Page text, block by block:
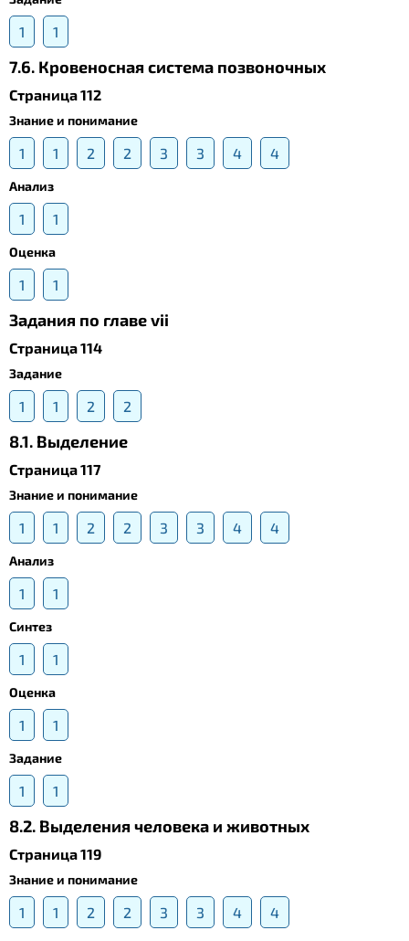
1 1
7.6. Кровеносная система позвоночных
Страница 112
Знание и понимание
1 1 2 2 3 3 4 4
Анализ
1 1
Оценка
1 1
Задания по главе vii
Страница 114
Задание
1 1 2 2
8.1. Выделение
Страница 117
Знание и понимание
1 1 2 2 3 3 4 4
Анализ
1 1
Синтез
1 1
Оценка
1 1
Задание
1 1
8.2. Выделения человека и животных
Страница 119
Знание и понимание
1 1 2 2 3 3 4 4